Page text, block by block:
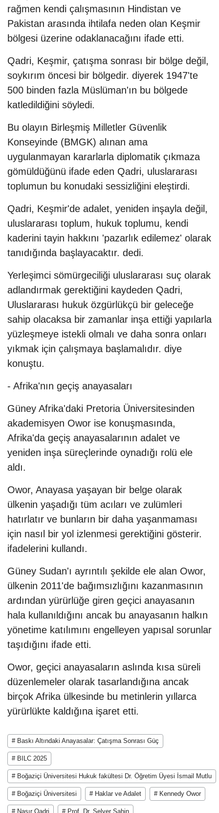
rağmen kendi çalışmasının Hindistan ve
Pakistan arasında ihtilafa neden olan Keşmir
bölgesi üzerine odaklanacağını ifade etti.
Qadri, Keşmir, çatışma sonrası bir bölge değil,
soykırım öncesi bir bölgedir. diyerek 1947'te
500 binden fazla Müslüman'ın bu bölgede
katledildiğini söyledi.
Bu olayın Birleşmiş Milletler Güvenlik
Konseyinde (BMGK) alınan ama
uygulanmayan kararlarla diplomatik çıkmaza
gömüldüğünü ifade eden Qadri, uluslararası
toplumun bu konudaki sessizliğini eleştirdi.
Qadri, Keşmir'de adalet, yeniden inşayla değil,
uluslararası toplum, hukuk toplumu, kendi
kaderini tayin hakkını 'pazarlık edilemez' olarak
tanıdığında başlayacaktır. dedi.
Yerleşimci sömürgeciliği uluslararası suç olarak
adlandırmak gerektiğini kaydeden Qadri,
Uluslararası hukuk özgürlükçü bir geleceğe
sahip olacaksa bir zamanlar inşa ettiği yapılarla
yüzleşmeye istekli olmalı ve daha sonra onları
yıkmak için çalışmaya başlamalıdır. diye
konuştu.
- Afrika'nın geçiş anayasaları
Güney Afrika'daki Pretoria Üniversitesinden
akademisyen Owor ise konuşmasında,
Afrika'da geçiş anayasalarının adalet ve
yeniden inşa süreçlerinde oynadığı rolü ele
aldı.
Owor, Anayasa yaşayan bir belge olarak
ülkenin yaşadığı tüm acıları ve zulümleri
hatırlatır ve bunların bir daha yaşanmaması
için nasıl bir yol izlenmesi gerektiğini gösterir.
ifadelerini kullandı.
Güney Sudan'ı ayrıntılı şekilde ele alan Owor,
ülkenin 2011'de bağımsızlığını kazanmasının
ardından yürürlüğe giren geçici anayasanın
hala kullanıldığını ancak bu anayasanın halkın
yönetime katılımını engelleyen yapısal sorunlar
taşıdığını ifade etti.
Owor, geçici anayasaların aslında kısa süreli
düzenlemeler olarak tasarlandığına ancak
birçok Afrika ülkesinde bu metinlerin yıllarca
yürürlükte kaldığına işaret etti.
# Baskı Altındaki Anayasalar: Çatışma Sonrası Güç
# BILC 2025
# Boğaziçi Üniversitesi Hukuk fakültesi Dr. Öğretim Üyesi İsmail Mutlu
# Boğaziçi Üniversitesi # Haklar ve Adalet # Kennedy Owor
# Nasır Qadri # Prof. Dr. Selver Şahin